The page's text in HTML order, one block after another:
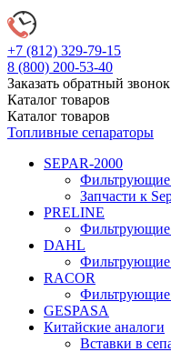
+7 (812) 329-79-15
8 (800) 200-53-40
Заказать обратный звонок
Каталог товаров
Каталог товаров
Топливные сепараторы
SEPAR-2000
Фильтрующие
Запчасти к
PRELINE
Фильтрующие
DAHL
Фильтрующие
RACOR
Фильтрующие
GESPASA
Китайские аналоги
Вставки в